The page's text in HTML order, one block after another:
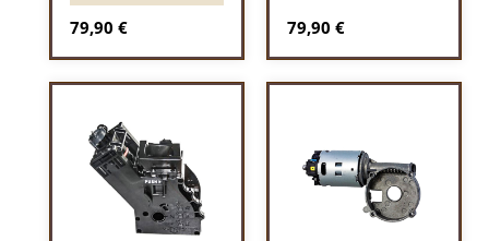
Regulärer Preis:
79,90 € Regulärer Preis:
79,90 €